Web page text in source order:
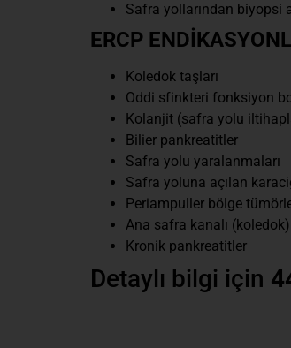
Safra yollarından biyopsi
ERCP
Koledok taşları
Oddi sfinkteri fonksiyon
Kolanjit (safra yolu
Bilier pankreatitler
Safra yolu yaralanmaları
Safra yoluna açılan
Periampuller bölge
Ana safra kanalı
Kronik pankreatitler
Detaylı bilgi için